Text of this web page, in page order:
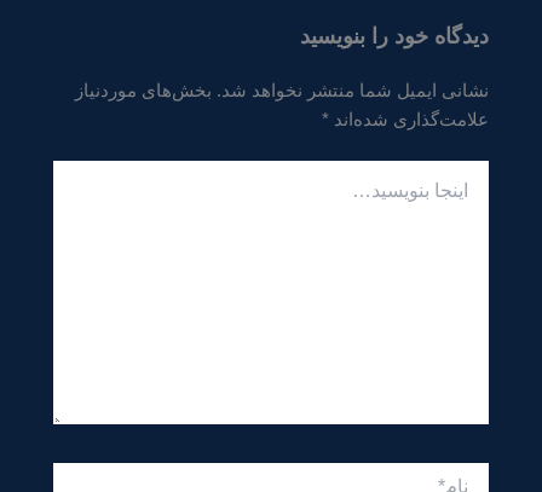
دیدگاه‌ خود را بنویسید
نشانی ایمیل شما منتشر نخواهد شد. بخش‌های موردنیاز
علامت‌گذاری شده‌اند*
بنویسید…